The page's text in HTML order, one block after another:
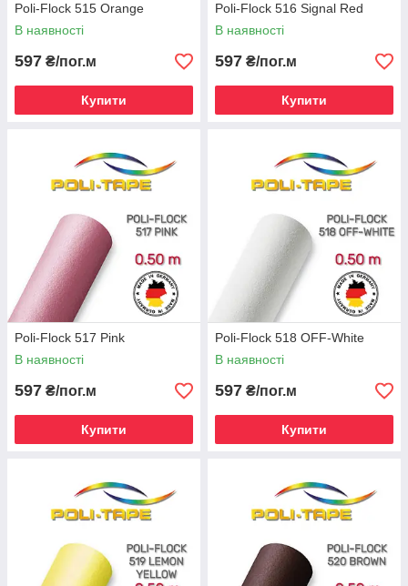
Poli-Flock 515 Orange
В наявності
597 ₴/пог.м
Купити
Poli-Flock 516 Signal Red
В наявності
597 ₴/пог.м
Купити
Poli-Flock 517 Pink
В наявності
597 ₴/пог.м
Купити
Poli-Flock 518 OFF-White
В наявності
597 ₴/пог.м
Купити